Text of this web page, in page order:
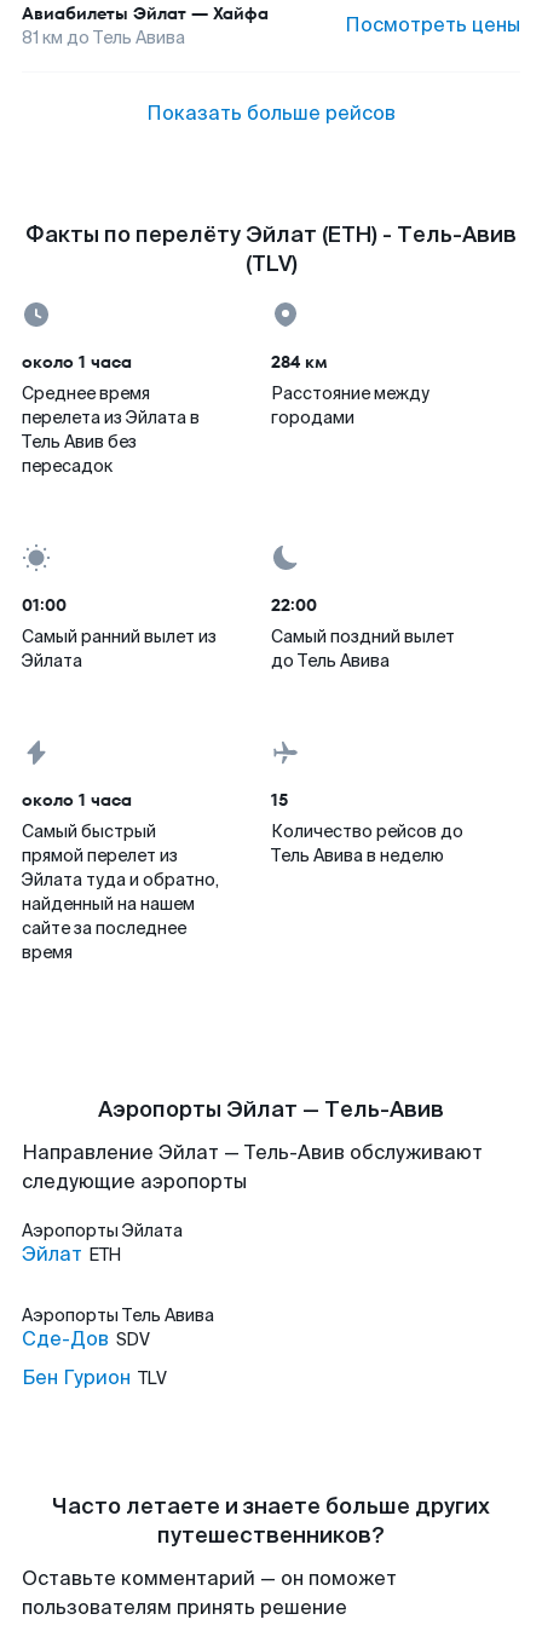
Авиабилеты Эйлат — Хайфа
81 км до Тель Авива Посмотреть цены
Показать больше рейсов
Факты по перелёту Эйлат (ETH) - Тель-Авив
(TLV)
около 1 часа
Среднее время
перелета из Эйлата в
Тель Авив без
пересадок
284 км
Расстояние между
городами
01:00
Самый ранний вылет из
Эйлата
22:00
Самый поздний вылет
до Тель Авива
около 1 часа
Самый быстрый
прямой перелет из
Эйлата туда и обратно,
найденный на нашем
сайте за последнее
время
15
Количество рейсов до
Тель Авива в неделю
Аэропорты Эйлат — Тель-Авив
Направление Эйлат — Тель-Авив обслуживают
следующие аэропорты
Аэропорты Эйлата
Эйлат ETH
Аэропорты Тель Авива
Сде-Дов SDV
Бен Гурион TLV
Часто летаете и знаете больше других
путешественников?
Оставьте комментарий — он поможет
пользователям принять решение